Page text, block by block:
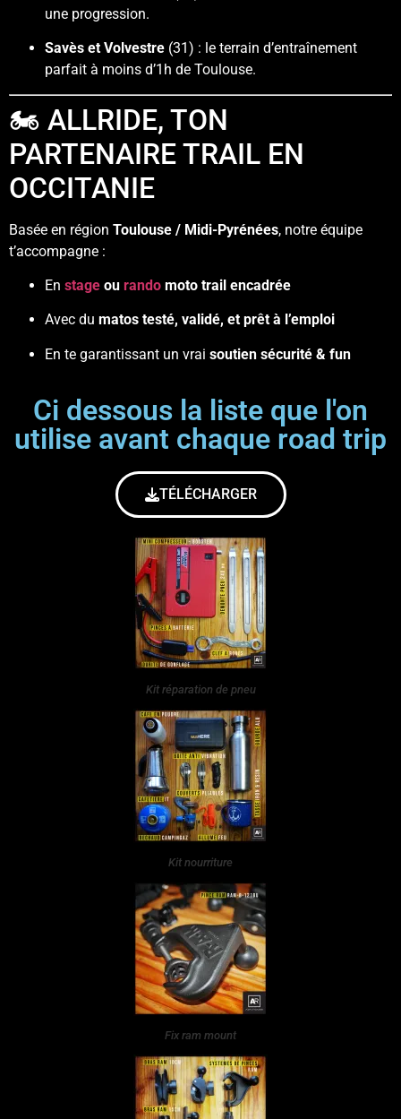
une progression.
Savès et Volvestre (31) : le terrain d’entraînement
parfait à moins d’1h de Toulouse.
🏍️ ALLRIDE, TON
PARTENAIRE TRAIL EN
OCCITANIE
Basée en région Toulouse / Midi-Pyrénées, notre équipe
t’accompagne :
En stage ou rando moto trail encadrée
Avec du matos testé, validé, et prêt à l’emploi
En te garantissant un vrai soutien sécurité & fun
Ci dessous la liste que l'on
utilise avant chaque road trip
TÉLÉCHARGER
Kit réparation de pneu
Kit nourriture
Fix ram mount